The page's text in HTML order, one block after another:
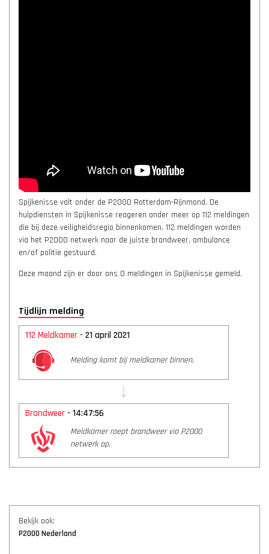
Spijkenisse valt onder de P2000 Rotterdam-Rijnmond. De
hulpdiensten in Spijkenisse reageren onder meer op 112 meldingen
die bij deze veiligheidsregio binnenkomen. 112 meldingen worden
via het P2000 netwerk naar de juiste brandweer, ambulance
en/of politie gestuurd.
Deze maand zijn er door ons 0 meldingen in Spijkenisse gemeld.
Tijdlijn melding
112 Meldkamer - 21 april 2021
Melding komt bij meldkamer binnen.
Brandweer - 14:47:56
Meldkamer roept brandweer via P2000
netwerk op.
Bekijk ook:
P2000 Nederland